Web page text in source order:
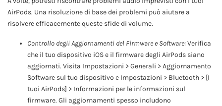
AirPods. Una risoluzione di base dei problemi può aiutare a
risolvere efficacemente queste sfide di volume.
Controllo degli Aggiornamenti del Firmware e Software:Verifica
che il tuo dispositivo iOS e il firmware degli AirPods siano
aggiornati. Visita Impostazioni > Generali > Aggiornamento
Software sul tuo dispositivo e Impostazioni > Bluetooth > [I
tuoi AirPods] > Informazioni per le informazioni sul
firmware. Gli aggiornamenti spesso includono